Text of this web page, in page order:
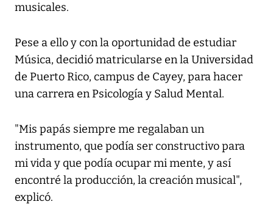
musicales.
Pese a ello y con la oportunidad de estudiar
Música, decidió matricularse en la Universidad
de Puerto Rico, campus de Cayey, para hacer
una carrera en Psicología y Salud Mental.
"Mis papás siempre me regalaban un
instrumento, que podía ser constructivo para
mi vida y que podía ocupar mi mente, y así
encontré la producción, la creación musical",
explicó.